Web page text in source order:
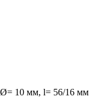
Ø= 10 мм, l= 56/16 мм